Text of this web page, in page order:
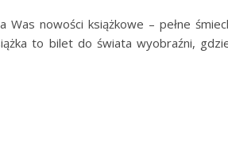
nowości książkowe – pełne
to bilet do świata wyobraźni,